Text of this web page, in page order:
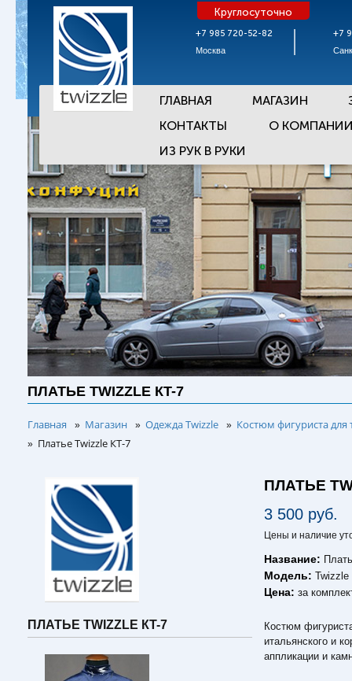
+7 985 720-52-82
Москва
Круглосуточно
+7
ГЛАВНАЯ МАГАЗИН
КОНТАКТЫ
О
ИЗ РУК В РУКИ
ПЛАТЬЕ TWIZZLE КT-7
Главная » Магазин » Одежда Twizzle » Костюм фигуриста для
» Платье Twizzle КT-7
ПЛАТЬЕ TWIZZLE КT-7
ПЛАТЬЕ
3 500 руб.
Цены и наличие
Название:
Модель:Twizzle
Цена:за
Костюм
итальянского и
аппликации и